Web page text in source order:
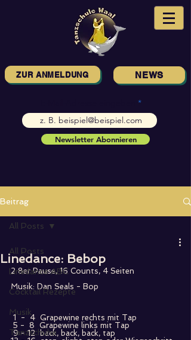
ZUR ANMELDUNG NEWS
Newsletter Abonnieren
Beitrag
All Posts
Linedance ABC
Cocktail Rezepte
Musik
Tanzschuhe
All Posts
Linedance: Bebop
2 8er Pause, 16 Counts, 4 Seiten
Musik: Dan Seals - Bop
1  -  4  Grapewine rechts mit Tap
5 -  8  Grapewine links mit Tap
9 - 12  back, back, back, tap